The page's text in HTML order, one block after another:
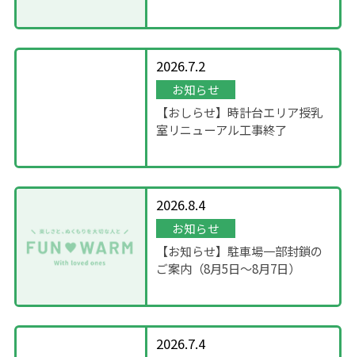
2026.7.2
お知らせ
【おしらせ】時計台エリア授乳
室リニューアル工事終了
2026.8.4
お知らせ
【お知らせ】駐車場一部封鎖の
ご案内（8月5日〜8月7日）
2026.7.4